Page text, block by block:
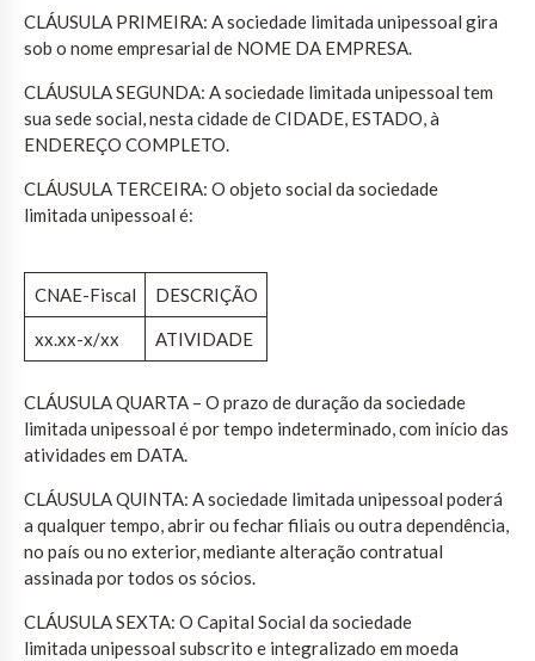
CLÁUSULA PRIMEIRA: A sociedade limitada unipessoal gira
sob o nome empresarial de NOME DA EMPRESA.
CLÁUSULA SEGUNDA: A sociedade limitada unipessoal tem
sua sede social, nesta cidade de CIDADE, ESTADO, à
ENDEREÇO COMPLETO.
CLÁUSULA TERCEIRA: O objeto social da sociedade
limitada unipessoal é:
CNAE-Fiscal DESCRIÇÃO
xx.xx-x/xx ATIVIDADE
CLÁUSULA QUARTA – O prazo de duração da sociedade
limitada unipessoal é por tempo indeterminado, com início das
atividades em DATA.
CLÁUSULA QUINTA: A sociedade limitada unipessoal poderá
a qualquer tempo, abrir ou fechar filiais ou outra dependência,
no país ou no exterior, mediante alteração contratual
assinada por todos os sócios.
CLÁUSULA SEXTA: O Capital Social da sociedade
limitada unipessoal subscrito e integralizado em moeda